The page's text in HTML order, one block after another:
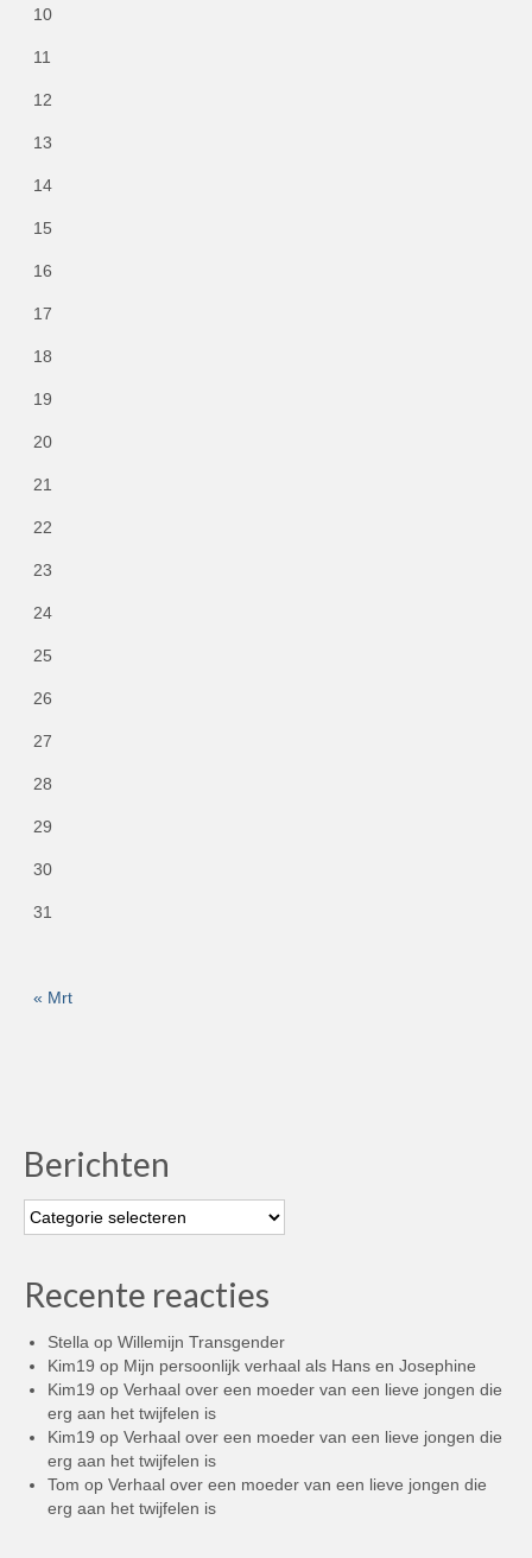
« Mrt
10
11
12
13
14
15
16
17
18
19
20
21
22
23
24
25
26
27
28
29
30
31
Berichten
Berichten
Recente reacties
Stella op Willemijn Transgender
Kim19 op Mijn persoonlijk verhaal als Hans en Josephine
Kim19 op Verhaal over een moeder van een lieve jongen die
erg aan het twijfelen is
Kim19 op Verhaal over een moeder van een lieve jongen die
erg aan het twijfelen is
Tom op Verhaal over een moeder van een lieve jongen die
erg aan het twijfelen is